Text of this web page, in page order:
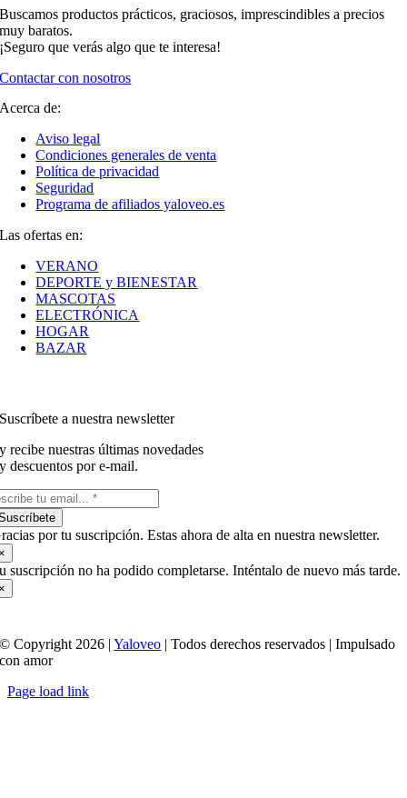
Buscamos productos prácticos, graciosos, imprescindibles a precios
muy baratos.
¡Seguro que verás algo que te interesa!
Contactar con nosotros
Acerca de:
Aviso legal
Condiciones generales de venta
Política de privacidad
Seguridad
Programa de afiliados yaloveo.es
Las ofertas en:
VERANO
DEPORTE y BIENESTAR
MASCOTAS
ELECTRÓNICA
HOGAR
BAZAR
Suscríbete a nuestra newsletter
y recibe nuestras últimas novedades
y descuentos por e-mail.
por tu suscripción. Estas ahora de alta en nuestra newsletter.
suscripción no ha podido completarse. Inténtalo de nuevo más tarde.
© Copyright 2026 |Yaloveo | Todos derechos reservados | Impulsado
con amor
Page load link